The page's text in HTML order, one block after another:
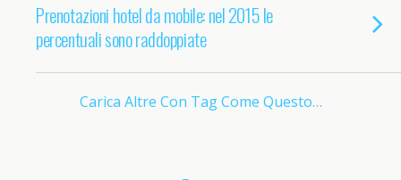
Prenotazioni hotel da mobile: nel 2015 le
percentuali sono raddoppiate
Carica Altre Con Tag Come Questo…